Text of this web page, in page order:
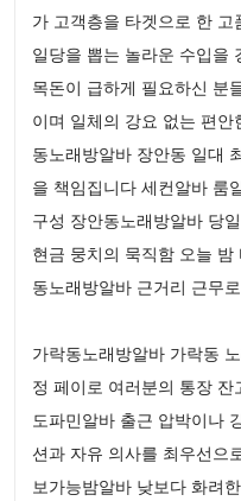
가 고객층을 타겟으로 한
일당을 뽑는 놀라운 수입을
목돈이 급하게 필요하신 분
이며 일체의 강요 없는 편
동노래방알바 장안동 일대
을 책임집니다 세컨알바 룸
구성 장안동노래방알바 당
현금 뭉치의 묵직함 오늘
동노래방알바 근거리 근무
가락동노래방알바 가락동
정 페이로 여러분의 통장
도파민알바 출근 압박이나
션과 자유 의사를 최우선으
보가능밤알바 낮보다 화려